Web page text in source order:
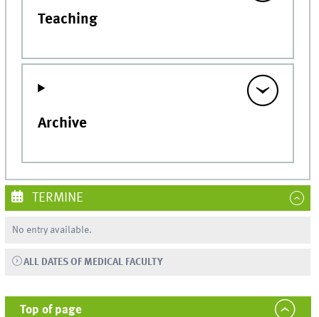
Teaching
Archive
TERMINE
No entry available.
ALL DATES OF MEDICAL FACULTY
Top of page